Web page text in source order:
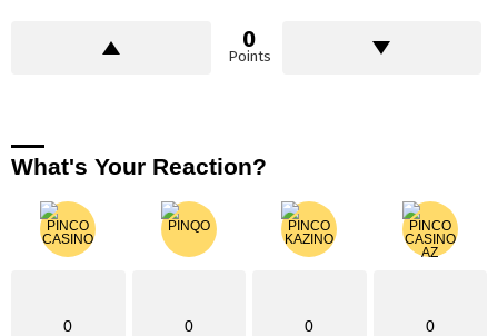
0
Points
What's Your Reaction?
0 0 0 0